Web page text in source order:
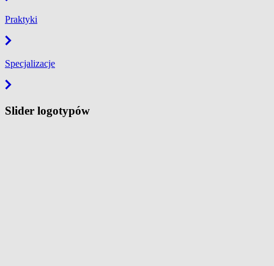
Praktyki
Specjalizacje
Slider logotypów